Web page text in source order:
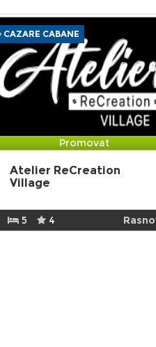
CAZARE CABANE
Promovat
Atelier ReCreation
Village
5 4